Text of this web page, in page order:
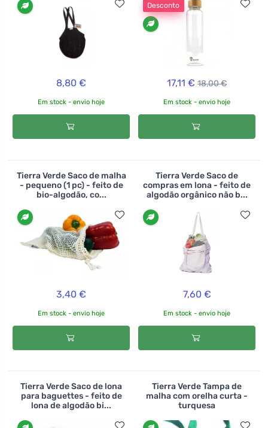
8,80 €
Em stock - envio hoje
Desconto
17,11 € 18,00 €
Em stock - envio hoje
Tierra Verde Saco de malha
- pequeno (1 pc) - feito de
bio-algodão, co...
3,40 €
Em stock - envio hoje
Tierra Verde Saco de
compras em lona - feito de
algodão orgânico não b...
7,60 €
Em stock - envio hoje
Tierra Verde Saco de lona
para baguettes - feito de
lona de algodão bi...
Tierra Verde Tampa de
malha com orelha curta -
turquesa